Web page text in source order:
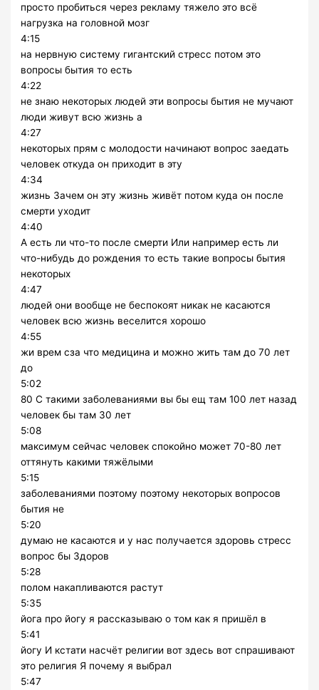
просто пробиться через рекламу тяжело это всё
нагрузка на головной мозг
4:15
на нервную систему гигантский стресс потом это
вопросы бытия то есть
4:22
не знаю некоторых людей эти вопросы бытия не мучают
люди живут всю жизнь а
4:27
некоторых прям с молодости начинают вопрос заедать
человек откуда он приходит в эту
4:34
жизнь Зачем он эту жизнь живёт потом куда он после
смерти уходит
4:40
А есть ли что-то после смерти Или например есть ли
что-нибудь до рождения то есть такие вопросы бытия
некоторых
4:47
людей они вообще не беспокоят никак не касаются
человек всю жизнь веселится хорошо
4:55
жи врем сза что медицина и можно жить там до 70 лет
до
5:02
80 С такими заболеваниями вы бы ещ там 100 лет назад
человек бы там 30 лет
5:08
максимум сейчас человек спокойно может 70-80 лет
оттянуть какими тяжёлыми
5:15
заболеваниями поэтому поэтому некоторых вопросов
бытия не
5:20
думаю не касаются и у нас получается здоровь стресс
вопрос бы Здоров
5:28
полом накапливаются растут
5:35
йога про йогу я рассказываю о том как я пришёл в
5:41
йогу И кстати насчёт религии вот здесь вот спрашивают
это религия Я почему я выбрал
5:47